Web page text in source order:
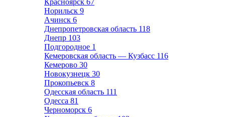
Красноярск 67
Норильск 9
Ачинск 6
Днепропетровская область 118
Днепр 103
Подгородное 1
Кемеровская область — Кузбасс 116
Кемерово 30
Новокузнецк 30
Прокопьевск 8
Одесская область 111
Одесса 81
Черноморск 6